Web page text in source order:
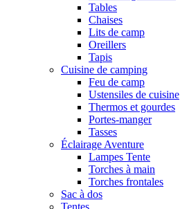
Tables
Chaises
Lits de camp
Oreillers
Tapis
Cuisine de camping
Feu de camp
Ustensiles de cuisine
Thermos et gourdes
Portes-manger
Tasses
Éclairage Aventure
Lampes Tente
Torches à main
Torches frontales
Sac à dos